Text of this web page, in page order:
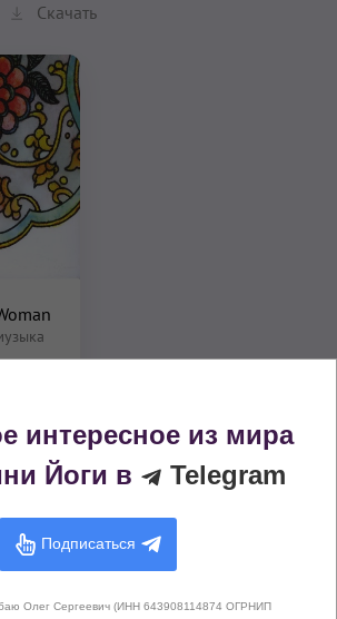
Скачать
не опубликовано еще ни
интересное из мира
Йоги в
Telegram
Подписаться
Олег Сергеевич (ИНН 643908114874 ОГРНИП